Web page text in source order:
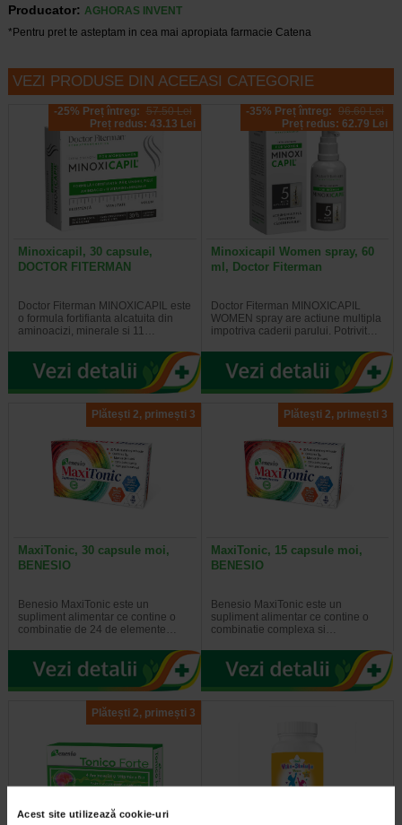
Acest site utilizează cookie-uri
Producator: AGHORAS INVENT
*Pentru pret te asteptam in cea mai apropiata farmacie Catena
VEZI PRODUSE DIN ACEEASI CATEGORIE
-25% Preț întreg: 57.50 Lei
Preț redus: 43.13 Lei
Minoxicapil, 30 capsule,
DOCTOR FITERMAN
Doctor Fiterman MINOXICAPIL este
o formula fortifianta alcatuita din
aminoacizi, minerale si 11…
-35% Preț întreg: 96.60 Lei
Preț redus: 62.79 Lei
Minoxicapil Women spray, 60
ml, Doctor Fiterman
Doctor Fiterman MINOXICAPIL
WOMEN spray are actiune multipla
impotriva caderii parului. Potrivit…
Plătești 2, primești 3
MaxiTonic, 30 capsule moi,
BENESIO
Benesio MaxiTonic este un
supliment alimentar ce contine o
combinatie de 24 de elemente…
Plătești 2, primești 3
MaxiTonic, 15 capsule moi,
BENESIO
Benesio MaxiTonic este un
supliment alimentar ce contine o
combinatie complexa si…
Plătești 2, primești 3